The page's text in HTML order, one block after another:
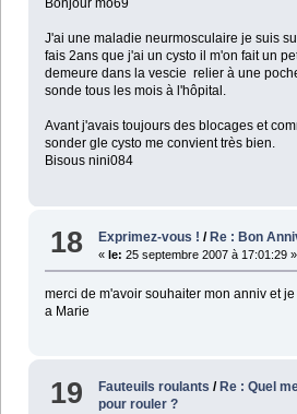
Bonjour mo69
J'ai une maladie neurmosculaire je suis
fais 2ans que j'ai un cysto il m'on fait un
demeure dans la vescie relier à une
sonde tous les mois à l'hôpital.
Avant j'avais toujours des blocages et
sonder gle cysto me convient très bien.
Bisous nini084
18 Exprimez-vous ! /Re : Bon
«le: 25 septembre 2007 à 17:01:29 »
merci de m'avoir souhaiter mon anniv et
a Marie
19 Fauteuils roulants / Re : Quel
pour rouler ?